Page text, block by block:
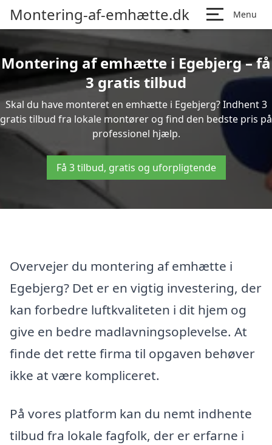
Montering-af-emhætte.dk Menu
Montering af emhætte i Egebjerg – få
3 gratis tilbud
Skal du have monteret en emhætte i Egebjerg? Indhent 3
gratis tilbud fra lokale montører og find den bedste pris på
professionel hjælp.
Få 3 tilbud, gratis og uforpligtende
Overvejer du montering af emhætte i
Egebjerg? Det er en vigtig investering, der
kan forbedre luftkvaliteten i dit hjem og
give en bedre madlavningsoplevelse. At
finde det rette firma til opgaven behøver
ikke at være kompliceret.
På vores platform kan du nemt indhente
tilbud fra lokale fagfolk, der er erfarne i